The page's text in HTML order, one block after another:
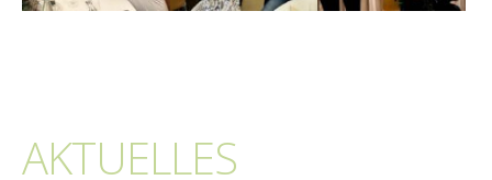
AKTUELLES